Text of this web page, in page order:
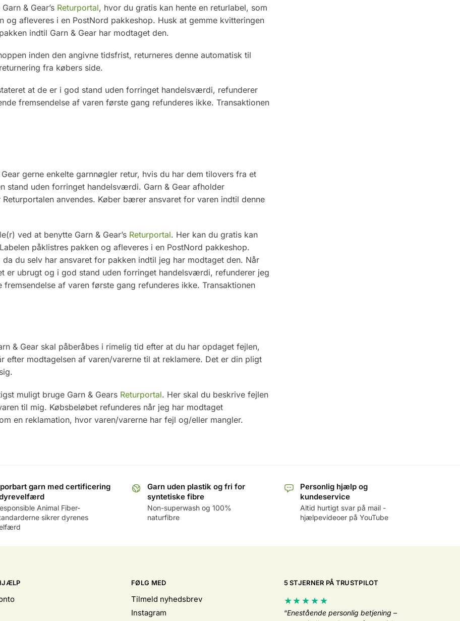
& Gear’s Returportal, hvor du gratis kan hente en returlabel, som
og afleveres i en PostNord pakkeshop. Husk at gemme kvitteringen
indtil Garn & Gear har modtaget den.
inden den angivne tidsfrist, returneres denne automatisk til
fra købers side.
at de er i god stand uden forringet handelsværdi, refunderer
fremsendelse af varen første gang refunderes ikke. Transaktionen
gerne enkelte garnnøgler retur, hvis du har dem tilovers fra et
stand uden forringet handelsværdi. Garn & Gear afholder
anvendes. Køber bærer ansvaret for varen indtil denne
ved at benytte Garn & Gear’s Returportal. Her kan du gratis kan
påklistres pakken og afleveres i en PostNord pakkeshop.
du selv har ansvaret for pakken indtil jeg har modtaget den. Når
er ubrugt og i god stand uden forringet handelsværdi, refunderer jeg
af varen første gang refunderes ikke. Transaktionen
& Gear skal påberåbes i rimelig tid efter at du har opdaget fejlen,
efter modtagelsen af varen/varerne til at reklamere. Det er din pligt
muligt bruge Garn & Gears Returportal. Her skal du beskrive fejlen
til mig. Købsbeløbet refunderes når jeg har modtaget
en reklamation, hvor varen/varerne har fejl og/eller mangler.
garn med certificering
Animal Fiber-
sikrer dyrenes
Garn uden plastik og fri for
syntetiske fibre
Non-superwash og 100%
naturfibre
Personlig hjælp og
kundeservice
Altid hurtigt svar på mail -
hjælpevideoer på YouTube
FØLG MED
Tilmeld nyhedsbrev
Instagram
5 STJERNER PÅ TRUSTPILOT
★★★★★
“Enestående personlig betjening –